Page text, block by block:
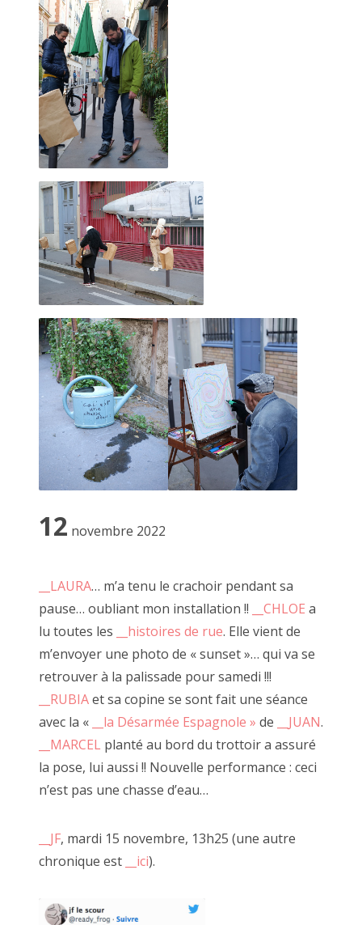
12 novembre 2022
__LAURA… m’a tenu le crachoir pendant sa
pause… oubliant mon installation !!
__CHLOE a
lu toutes les
__histoires de rue. Elle vient de
m’envoyer une photo de « sunset »… qui va se
retrouver à la palissade pour samedi !!!
__RUBIAet sa copine se sont fait une séance
avec la «
__la Désarmée Espagnole » de __JUAN.
__MARCEL planté au bord du trottoir a assuré
la pose, lui aussi !! Nouvelle performance : ceci
n’est pas une chasse d’eau…
__JF, mardi 15 novembre, 13h25 (une autre
chronique est
__ici).
2 mai 2015, MARCEL ROGER et JF Le Scour
la Désarmée Espagnole, JUAN CRUZ IBANEZ 2022
CECILE RAYMOND, 18 octobre 2014